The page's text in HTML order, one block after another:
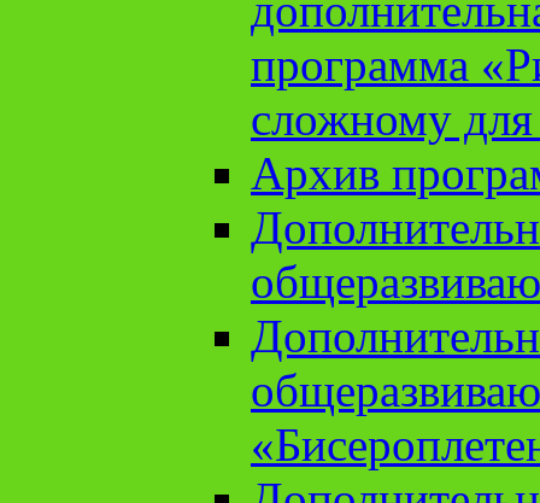
программа
сложному
Архив